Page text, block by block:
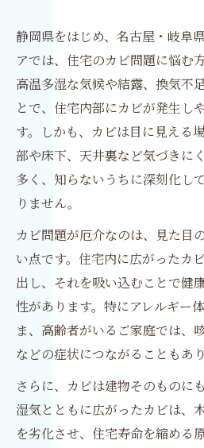
静岡県をはじめ、名古屋・岐阜
アでは、住宅のカビ問題に悩む
高温多湿な気候や結露、換気不
とで、住宅内部にカビが発生し
す。しかも、カビは目に見える
部や床下、天井裏など気づきに
多く、知らないうちに深刻化し
りません。
カビ問題が厄介なのは、見た目
い点です。住宅内に広がったカ
出し、それを吸い込むことで健
性があります。特にアレルギー
ま、高齢者がいるご家庭では、
などの症状につながることもあ
さらに、カビは建物そのものに
湿気とともに広がったカビは、
を劣化させ、住宅寿命を縮める